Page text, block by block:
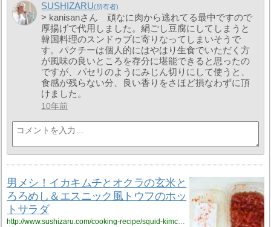
SUSHIZARU
> kanisanさん 頑なに肉から逃れてる最中ですので
厚揚げで代用しました。絹ごし豆腐にしてしまうと
韓国料理のスンドゥブに寄りなってしまいそうで
す。パクチーは個人的にはやはり生食でいただく方
が風味の良いところを存分に堪能できると思ったの
ですが、パセリのようにみじん切りにして使うと、
食感が残らない分、良い香りをさほど損なわずに頂
けました。
10年前
男メシ！イカキムチとオクラの玄米と
ろろめし＆エスニック風トウフのホッ
トサラダ
http://www.sushizaru.com/cooking-recipe/squid-kimchee-okura-brown-rice-troro-bowl-and-ethnic-tofu-hot-salad/